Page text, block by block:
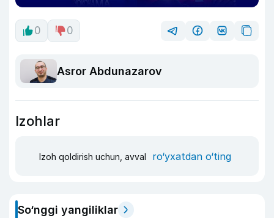
0 0
Asror Abdunazarov
Izohlar
Izoh qoldirish uchun, avval ro‘yxatdan o‘ting
So‘nggi yangiliklar